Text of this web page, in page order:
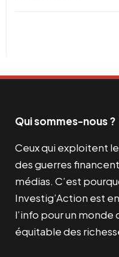
Qui sommes-nous ?
Ceux qui exploitent
des guerres
médias. C’est
Investig’Action est
l’info pour un
équitable des